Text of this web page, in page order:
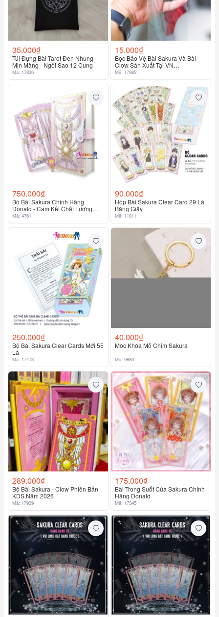
35.000₫
Túi Đựng Bài Tarot Đen Nhung
Mịn Màng - Ngôi Sao 12 Cung
Mã: 17836
15.000₫
Bọc Bảo Vệ Bài Sakura Và Bài
Clow Sản Xuất Tại VN
7.8X16.5Cm
Mã: 17983
750.000₫
Bộ Bài Sakura Chính Hãng
Donald - Cam Kết Chất Lượng
Cao Chính Hãng 100%
Mã: 4761
90.000₫
Hộp Bài Sakura Clear Card 29 Lá
Bằng Giấy
Mã: 11011
250.000₫
Bộ Bài Sakura Clear Cards Mới 55
Lá
Mã: 17473
40.000₫
Móc Khóa Mỏ Chim Sakura
Mã: 9880
289.000₫
Bộ Bài Sakura - Clow Phiên Bản
KDS Năm 2026
Mã: 17939
175.000₫
Bài Trong Suốt Của Sakura Chính
Hãng Donald
Mã: 17345